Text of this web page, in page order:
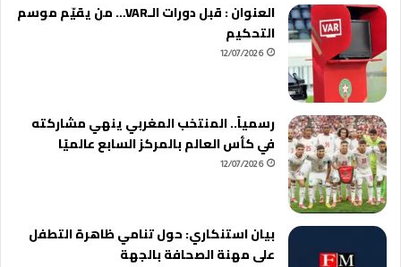
العنوان : قبل دورات الـVAR… من يقيّم موسم
التحكيم
12/07/2026
رسمياً.. المنتخب المغربي ينهي مشاركته
في كأس العالم بالمركز السابع عالميًا
12/07/2026
بيان استنكاري: حول تنامي ظاهرة التطفل
على مهنة الصحافة بالجهة